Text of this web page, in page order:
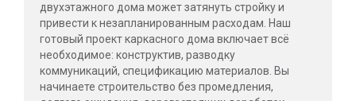
двухэтажного дома может затянуть стройку и
привести к незапланированным расходам. Наш
готовый проект каркасного дома включает всё
необходимое: конструктив, разводку
коммуникаций, спецификацию материалов. Вы
начинаете строительство без промедления,